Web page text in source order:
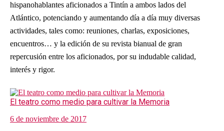
hispanohablantes aficionados a Tintín a ambos lados del
Atlántico, potenciando y aumentando día a día muy diversas
actividades, tales como: reuniones, charlas, exposiciones,
encuentros… y la edición de su revista bianual de gran
repercusión entre los aficionados, por su indudable calidad,
interés y rigor.
El teatro como medio para cultivar la Memoria
6 de noviembre de 2017